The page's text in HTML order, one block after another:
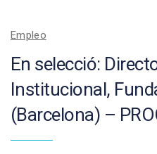
Empleo
En selecció:
Institucional,
(Barcelona) –